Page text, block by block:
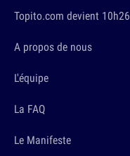
Topito.com devient 10h26
A propos de nous
L'équipe
La FAQ
Le Manifeste